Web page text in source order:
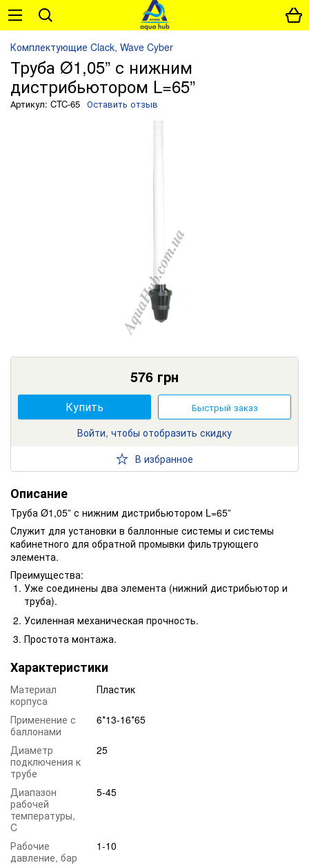
Комплектующие Clack, Wave Cyber
Труба Ø1,05” с нижним
дистрибьютором L=65”
Артикул: CTC-65 Оставить отзыв
576 грн
Купить Быстрый заказ
Войти, чтобы отобразить скидку
В избранное
Описание
Труба Ø1,05” с нижним дистрибьютором L=65”
Служит для установки в баллонные системы и системы
кабинетного для обратной промывки фильтрующего
элемента.
Преимущества:
Уже соединены два элемента (нижний дистрибьютор и
труба).
Усиленная механическая прочность.
Простота монтажа.
Характеристики
Материал
корпуса
Пластик
Применение с
баллонами
6*13-16*65
Диаметр
подключения к
трубе
25
Диапазон
рабочей
температуры,
C
5-45
Рабочие
давление, бар
1-10